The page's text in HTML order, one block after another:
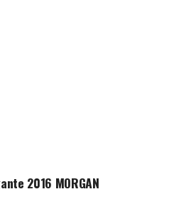
2016 MORGAN